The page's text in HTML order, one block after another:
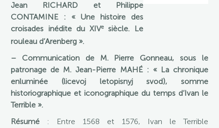
Jean RICHARD et Philippe
CONTAMINE : « Une histoire des
croisades inédite du XIVesiècle. Le
rouleau d’Arenberg ».
– Communication de M. Pierre Gonneau, sous le
patronage de M. Jean-Pierre MAHÉ : « La chronique
enluminée (licevoj letopisnyj svod), somme
historiographique et iconographique du temps d’Ivan le
Terrible ».
Résumé : Entre 1568 et 1576, Ivan le Terrible